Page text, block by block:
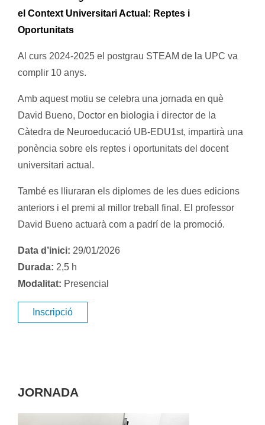
el Context Universitari Actual: Reptes i
Oportunitats
Al curs 2024-2025 el postgrau STEAM de la UPC va
complir 10 anys.
Amb aquest motiu se celebra una jornada en què
David Bueno, Doctor en biologia i director de la
Càtedra de Neuroeducació UB‑EDU1st, impartirà una
ponència sobre els reptes i oportunitats del docent
universitari actual.
També es lliuraran els diplomes de les dues edicions
anteriors i el premi al millor treball final. El professor
David Bueno actuarà com a padrí de la promoció.
Data d’inici: 29/01/2026
Durada: 2,5 h
Modalitat: Presencial
Inscripció
JORNADA